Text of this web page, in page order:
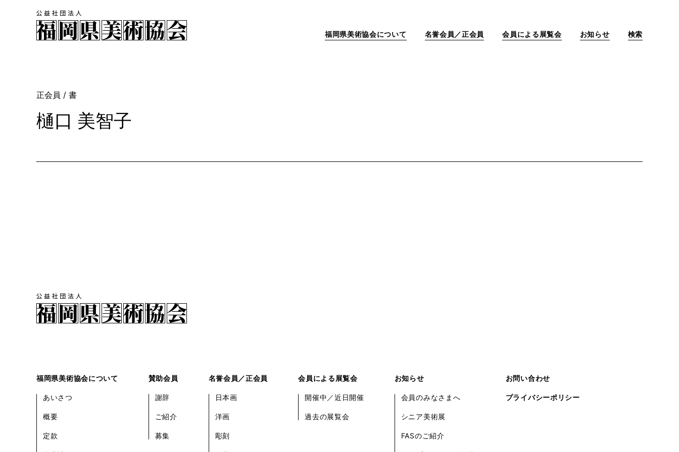
福岡県美術協会について 名誉会員／正会員 会員による展覧会 お知らせ 検索
正会員 / 書
樋口 美智子
福岡県美術協会について
あいさつ
概要
定款
賛助会員
謝辞
ご紹介
募集
名誉会員／正会員
日本画
洋画
彫刻
会員による展覧会
開催中／近日開催
過去の展覧会
お知らせ
会員のみなさまへ
シニア美術展
FASのご紹介
お問い合わせ
プライバシーポリシー